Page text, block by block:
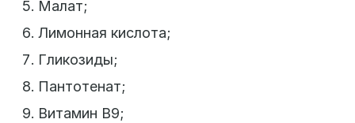
Малат;
Лимонная кислота;
Гликозиды;
Пантотенат;
Витамин B9;